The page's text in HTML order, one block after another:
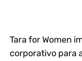
Tara for Women
corporativo para